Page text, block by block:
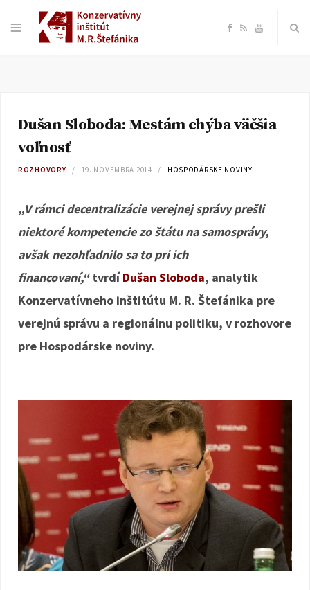
F
e
b
o
R Y
T
e
Dušan Sloboda: Mestám chýba väčšia
voľnosť
ROZHOVORY 19. NOVEMBRA 2014 HOSPODÁRSKE NOVINY
„V rámci decentralizácie verejnej správy prešli
niektoré kompetencie zo štátu na samosprávy,
avšak nezohľadnilo sa to pri ich
financovaní,“tvrdíDušan Sloboda, analytik
Konzervatívneho inštitútu M. R. Štefánika pre
verejnú správu a regionálnu politiku, v rozhovore
pre Hospodárske noviny.